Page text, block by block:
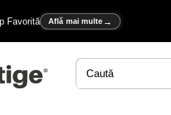
Favorită Află mai multe